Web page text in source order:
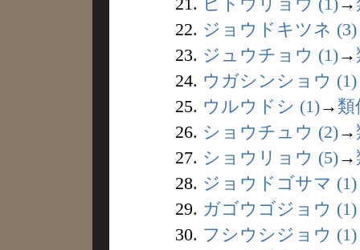
21. ヒトウリョウ (1)→
22. ジョウドキツネ (3)
23. ジュウチョウ (1)→
24. ウガシンショウ (1)
25. ウルウドシ (1)→ 類
26. ショウチュウ (2)→
27. ショウリョウ (5)→
28. ジョウドゴサマ (1)
29. ガゴウゴジョウ (1)
30. フシウシジョウ (1)